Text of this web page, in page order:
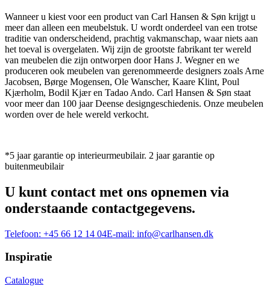
Wanneer u kiest voor een product van Carl Hansen & Søn krijgt u
meer dan alleen een meubelstuk. U wordt onderdeel van een trotse
traditie van onderscheidend, prachtig vakmanschap, waar niets aan
het toeval is overgelaten. Wij zijn de grootste fabrikant ter wereld
van meubelen die zijn ontworpen door Hans J. Wegner en we
produceren ook meubelen van gerenommeerde designers zoals Arne
Jacobsen, Børge Mogensen, Ole Wanscher, Kaare Klint, Poul
Kjærholm, Bodil Kjær en Tadao Ando. Carl Hansen & Søn staat
voor meer dan 100 jaar Deense designgeschiedenis. Onze meubelen
worden over de hele wereld verkocht.
*5 jaar garantie op interieurmeubilair. 2 jaar garantie op
buitenmeubilair
U kunt contact met ons opnemen via
onderstaande contactgegevens.
Telefoon: +45 66 12 14 04E-mail: info@carlhansen.dk
Inspiratie
Catalogue